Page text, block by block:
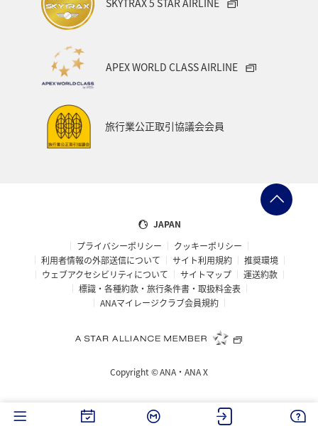
編集長のおすすめ
APEX WORLD CLASS AIRLINE
旅行業公正取引協議会会員
JAPAN
プライバシーポリシー
クッキーポリシー
利用者情報の外部送信について
サイト利用規約
推奨環境
ウェブアクセシビリティについて
サイトマップ
運送約款
標識・各種約款・旅行条件書・取扱料金表
ANAマイレージクラブ会員規約
Copyright ©ANA・ANA X